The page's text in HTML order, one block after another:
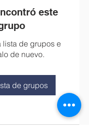
este
lista de grupos e
de nuevo.
de grupos